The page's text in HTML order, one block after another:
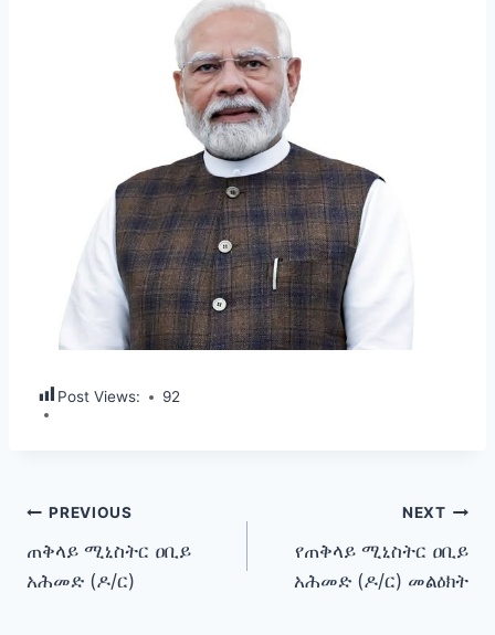
Post Views: 92
Post
navigation
PREVIOUS
ጠቅላይ ሚኒስትር ዐቢይ
አሕመድ (ዶ/ር)
NEXT
የጠቅላይ ሚኒስትር ዐቢይ
አሕመድ (ዶ/ር) መልዕክት